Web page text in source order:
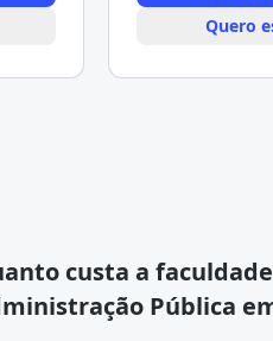
Quero
custa a
Pública